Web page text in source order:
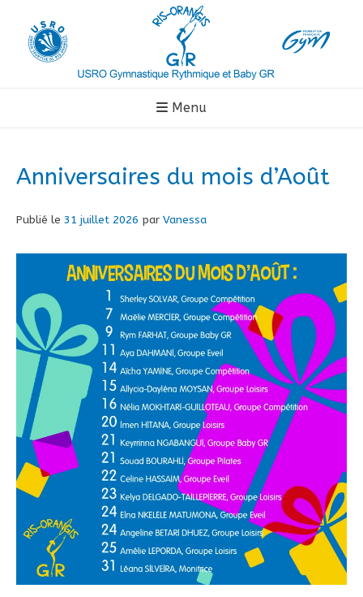
contenu
Menu
Anniversaires du mois d’Août
Publié le 31 juillet 2026 par Vanessa